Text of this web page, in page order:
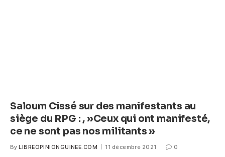
Saloum Cissé sur des manifestants au
siège du RPG : , »Ceux qui ont manifesté,
ce ne sont pas nos militants »
By LIBREOPINIONGUINEE.COM 11 décembre 2021 0